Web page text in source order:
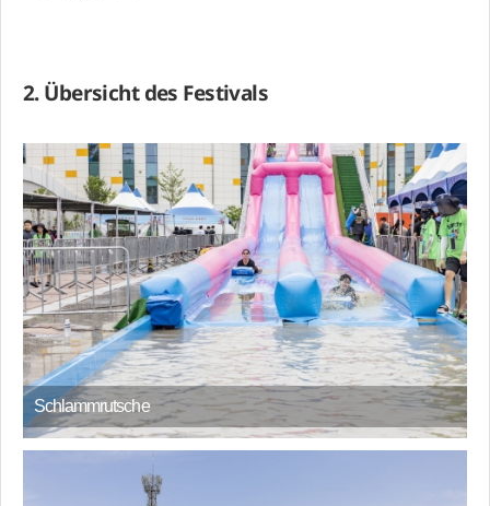
2. Übersicht des Festivals
Schlammrutsche